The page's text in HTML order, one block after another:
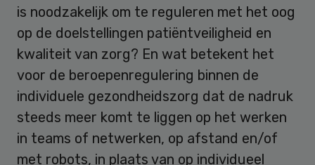
is noodzakelijk om te reguleren met het oog
op de doelstellingen patiëntveiligheid en
kwaliteit van zorg? En wat betekent het
voor de beroepenregulering binnen de
individuele gezondheidszorg dat de nadruk
steeds meer komt te liggen op het werken
in teams of netwerken, op afstand en/of
met robots, in plaats van op individueel